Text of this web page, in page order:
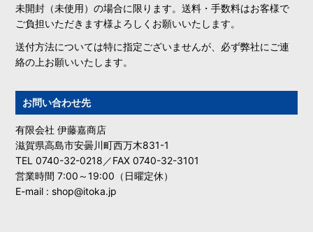
未開封（未使用）の場合に限ります。送料・手数料はお客様で
ご負担いただきます様よろしくお願いいたします。
送付方法については特に指定ございませんが、必ず弊社にご連
絡の上お願いいたします。
お問い合わせ先
有限会社 伊藤嘉商店
滋賀県高島市安曇川町西万木831-1
TEL 0740-32-0218／FAX 0740-32-3101
営業時間 7:00～19:00（日曜定休）
E-mail : shop@itoka.jp